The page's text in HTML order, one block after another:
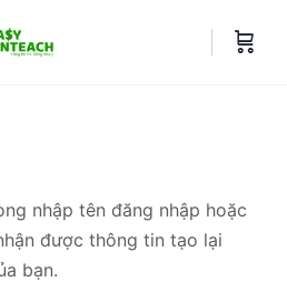
nhập tên đăng nhập hoặc
được thông tin tạo lại
bạn.